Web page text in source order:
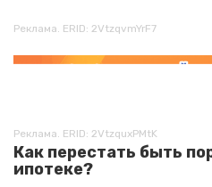
Реклама. ERID: 2VtzqvmYrF7
Реклама. ERID: 2VtzquxPMtK
Как перестать быть
ипотеке?